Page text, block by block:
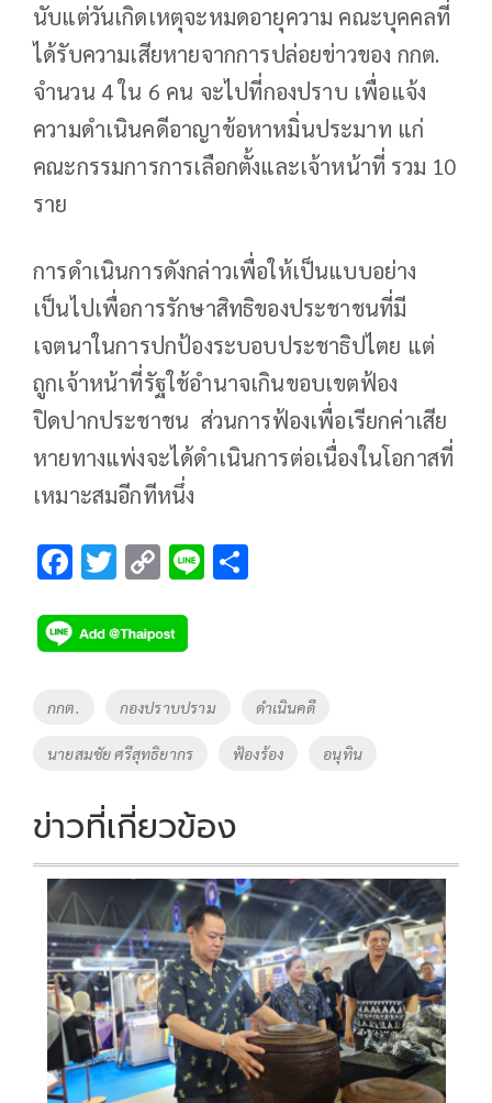
นับแต่วันเกิดเหตุจะหมดอายุความ คณะบุคคลที่
ได้รับความเสียหายจากการปล่อยข่าวของ กกต.
จำนวน 4 ใน 6 คน จะไปที่กองปราบ เพื่อแจ้ง
ความดำเนินคดีอาญาข้อหาหมิ่นประมาท แก่
คณะกรรมการการเลือกตั้งและเจ้าหน้าที่ รวม 10
ราย
การดำเนินการดังกล่าวเพื่อให้เป็นแบบอย่าง
เป็นไปเพื่อการรักษาสิทธิของประชาชนที่มี
เจตนาในการปกป้องระบอบประชาธิปไตย แต่
ถูกเจ้าหน้าที่รัฐใช้อำนาจเกินขอบเขตฟ้อง
ปิดปากประชาชน ส่วนการฟ้องเพื่อเรียกค่าเสีย
หายทางแพ่งจะได้ดำเนินการต่อเนื่องในโอกาสที่
เหมาะสมอีกทีหนึ่ง
F
e
b
o
k
T
tt
er
C
p
y
Li
k
Li
Tags
กกต. กองปราบปราม ดำเนินคดี
นายสมชัย ศรีสุทธิยากร ฟ้องร้อง อนุทิน
ข่าวที่เกี่ยวข้อง